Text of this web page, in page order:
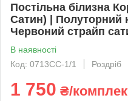
Постільна білизна
Сатин) | Полуторний
Червоний страйп
В наявності
Код: 0713СС-1/1
Роздріб
1 750 ₴/